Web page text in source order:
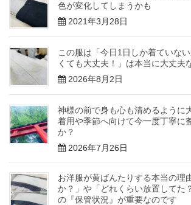
色が変化してしまうかも
2021年3月28日
この服は「今日1日しか着ていな
くても大丈夫！」は本当に大丈夫
2026年8月2日
神様の前で身も心も清めるように
着用や季節へ向けて今一度丁寧に
か？
2026年7月26日
お洋服が黄ばんたりする本当の理
か？」や「どれくらい放置してた
の『保管状況』が重要なのです